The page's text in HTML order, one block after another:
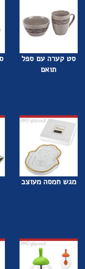
סט קערה עם ספל
תואם
מגש חמסה מעוצב